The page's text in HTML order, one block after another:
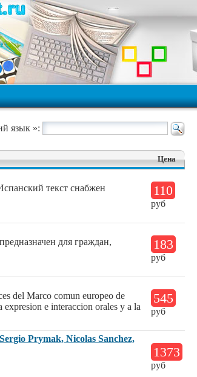
язык »:
Цена
текст снабжен
110
руб
для граждан,
183
руб
del Marco comun europeo de
e interaccion orales y a la
545
руб
Prymak, Nicolas Sanchez,
1373
руб